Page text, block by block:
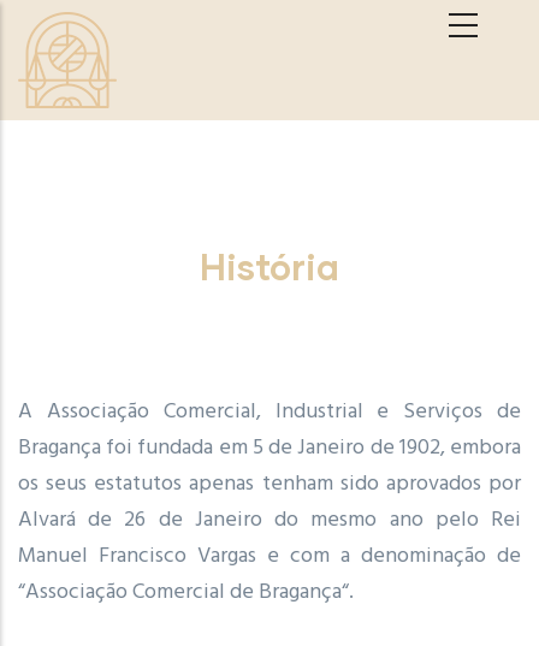
Passar para o conteúdo principal
História
A Associação Comercial, Industrial e Serviços de
Bragança foi fundada em 5 de Janeiro de 1902, embora
os seus estatutos apenas tenham sido aprovados por
Alvará de 26 de Janeiro do mesmo ano pelo Rei
Manuel Francisco Vargas e com a denominação de
“Associação Comercial de Bragança“.